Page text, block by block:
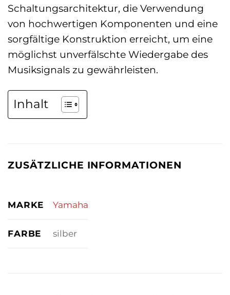
Schaltungsarchitektur, die Verwendung
von hochwertigen Komponenten und eine
sorgfältige Konstruktion erreicht, um eine
möglichst unverfälschte Wiedergabe des
Musiksignals zu gewährleisten.
Inhalt
ZUSÄTZLICHE INFORMATIONEN
MARKE Yamaha
FARBE silber